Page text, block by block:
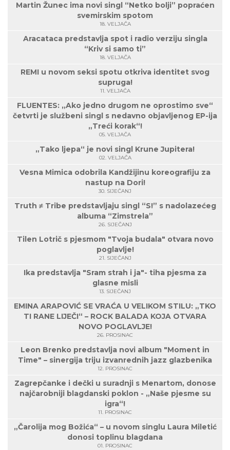
Martin Žunec ima novi singl “Netko bolji” popraćen
svemirskim spotom
18. VELJAČA
Aracataca predstavlja spot i radio verziju singla
“Kriv si samo ti”
18. VELJAČA
REMI u novom seksi spotu otkriva identitet svog
supruga!
11. VELJAČA
FLUENTES: „Ako jedno drugom ne oprostimo sve“
četvrti je službeni singl s nedavno objavljenog EP-ija
„Treći korak“!
05. VELJAČA
„Tako ljepa“ je novi singl Krune Jupitera!
02. VELJAČA
Vesna Mimica odobrila Kandžijinu koreografiju za
nastup na Dori!
30. SIJEČANJ
Truth ≠ Tribe predstavljaju singl “S!” s nadolazećeg
albuma “Zimstrela”
26. SIJEČANJ
Tilen Lotrič s pjesmom "Tvoja budala" otvara novo
poglavlje!
21. SIJEČANJ
Ika predstavlja "Sram strah i ja"- tiha pjesma za
glasne misli
13. SIJEČANJ
EMINA ARAPOVIĆ SE VRAĆA U VELIKOM STILU: „TKO
TI RANE LIJEČI“ – ROCK BALADA KOJA OTVARA
NOVO POGLAVLJE!
26. PROSINAC
Leon Brenko predstavlja novi album "Moment in
Time" – sinergija triju izvanrednih jazz glazbenika
12. PROSINAC
Zagrepčanke i dečki u suradnji s Menartom, donose
najčarobniji blagdanski poklon - „Naše pjesme su
igra“!
11. PROSINAC
„Čarolija mog Božića“ – u novom singlu Laura Miletić
donosi toplinu blagdana
01. PROSINAC